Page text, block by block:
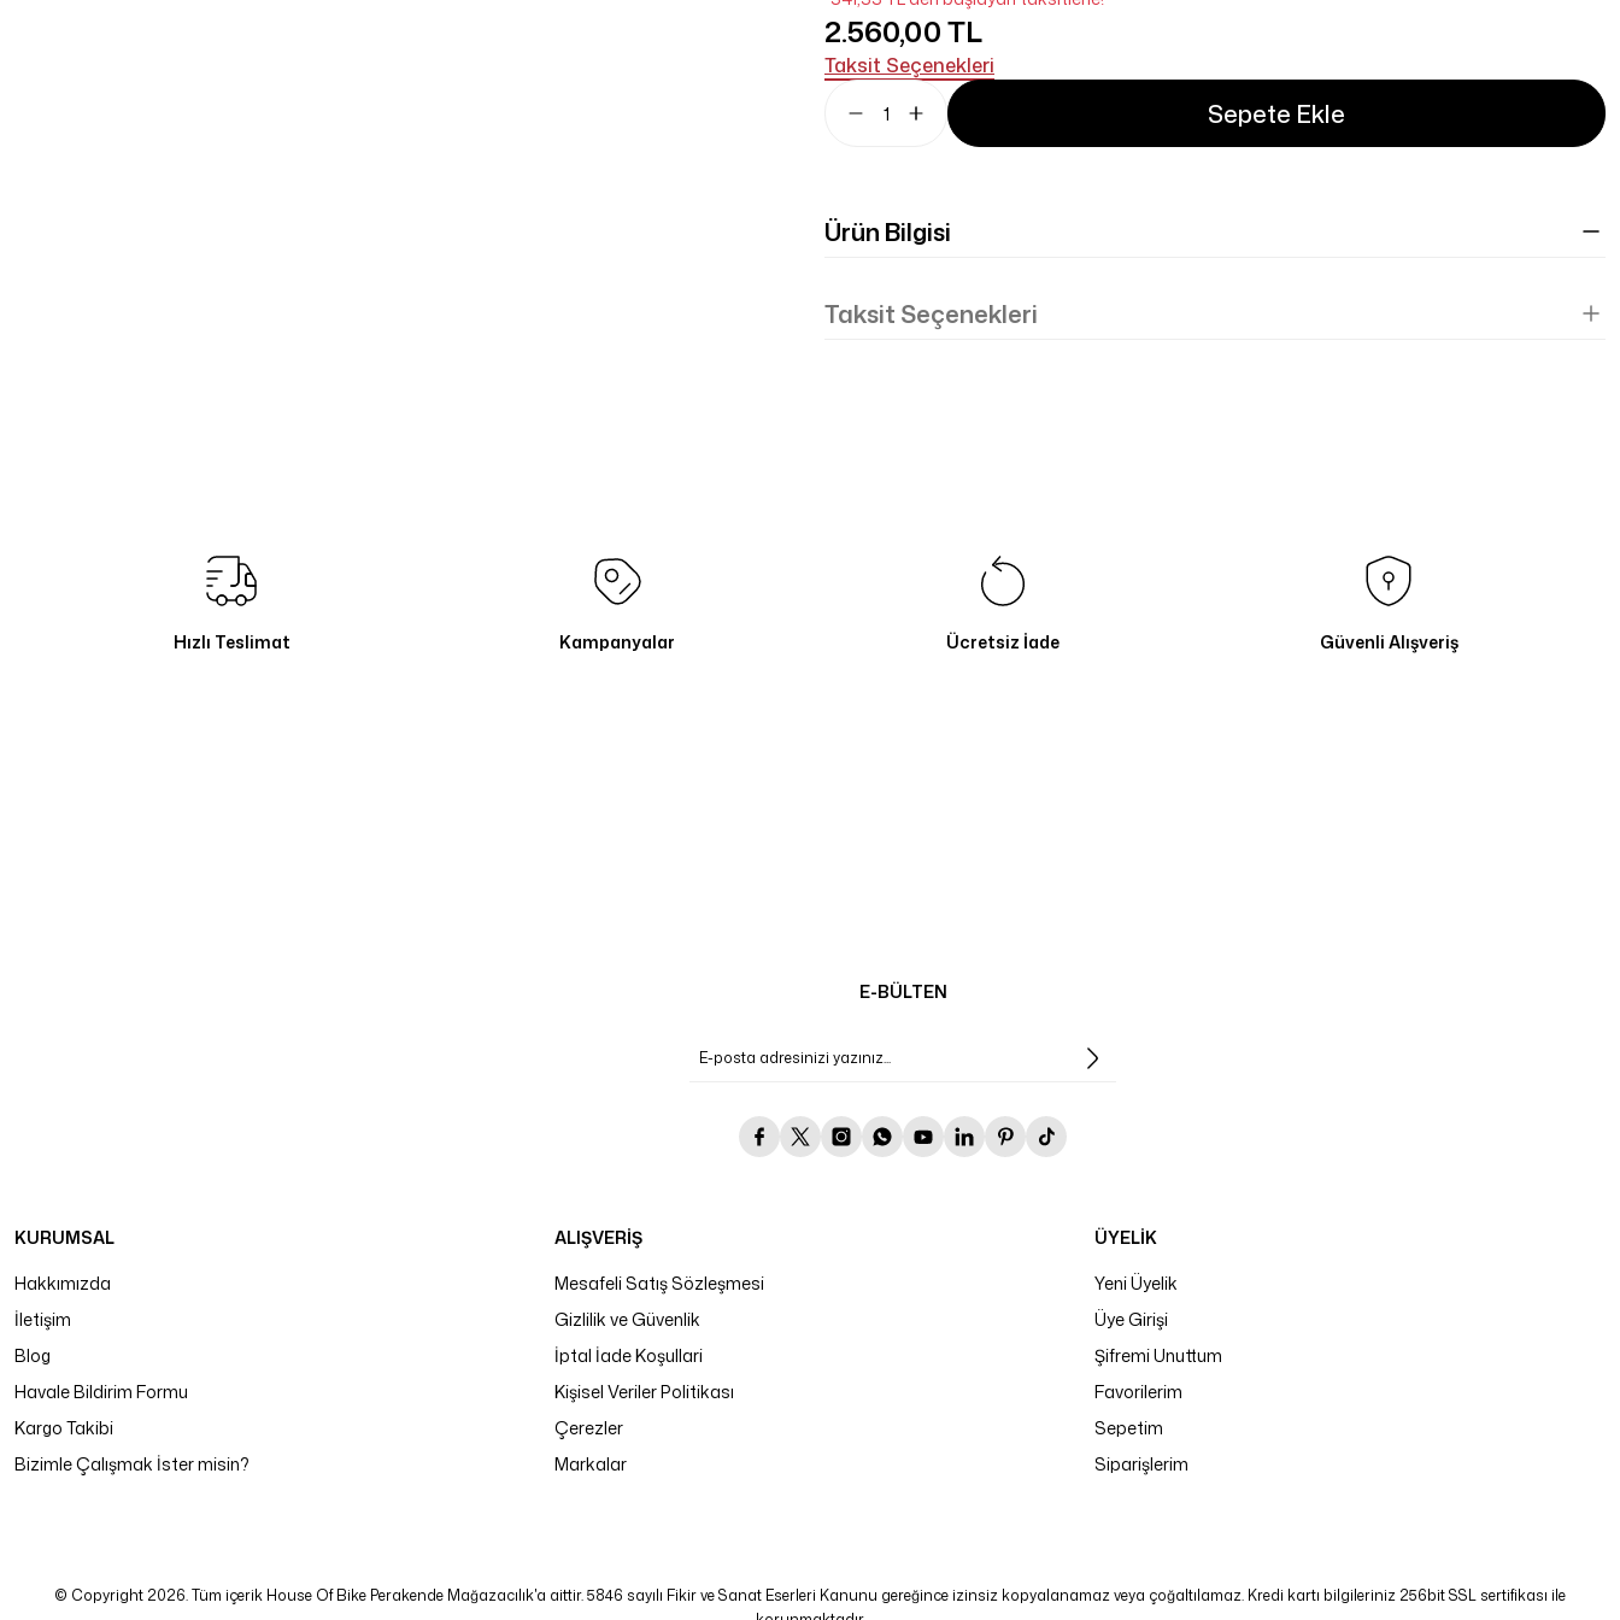
2.560,00 TL
Taksit Seçenekleri
Sepete Ekle
Ürün Bilgisi
Taksit Seçenekleri
Hızlı Teslimat Kampanyalar Ücretsiz İade Güvenli Alışveriş
E-BÜLTEN
KURUMSAL
Hakkımızda
İletişim
Blog
Havale Bildirim Formu
Kargo Takibi
Bizimle Çalışmak İster misin?
ALIŞVERİŞ
Mesafeli Satış Sözleşmesi
Gizlilik ve Güvenlik
İptal İade Koşullari
Kişisel Veriler Politikası
Çerezler
Markalar
ÜYELİK
Yeni Üyelik
Üye Girişi
Şifremi Unuttum
Favorilerim
Sepetim
Siparişlerim
© Copyright 2026. Tüm içerik House Of Bike Perakende Mağazacılık'a aittir. 5846 sayılı Fikir ve Sanat Eserleri Kanunu gereğince izinsiz kopyalanamaz veya çoğaltılamaz. Kredi kartı bilgileriniz 256bit SSL sertifikası ile